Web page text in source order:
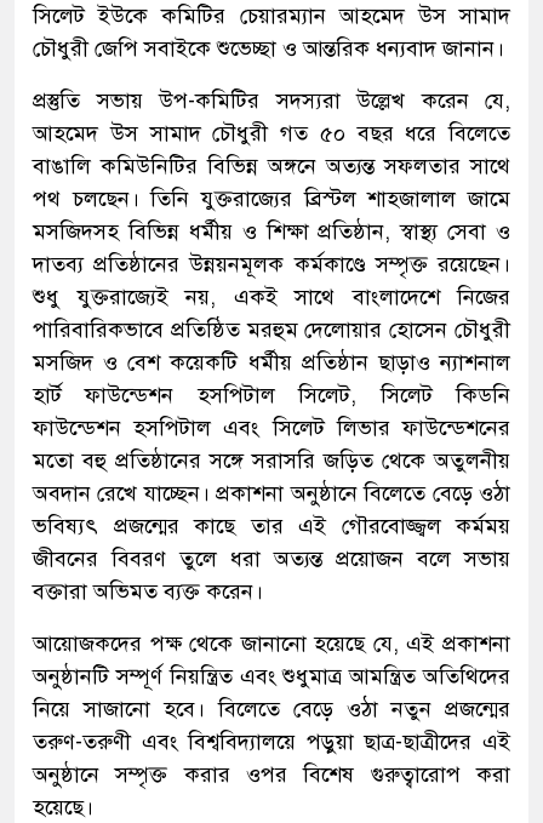
সিলেট ইউকে কমিটির চেয়ারম্যান আহমেদ উস সামাদ
চৌধুরী জেপি সবাইকে শুভেচ্ছা ও আন্তরিক ধন্যবাদ জানান।
প্রস্তুতি সভায় উপ-কমিটির সদস্যরা উল্লেখ করেন যে,
আহমেদ উস সামাদ চৌধুরী গত ৫০ বছর ধরে বিলেতে
বাঙালি কমিউনিটির বিভিন্ন অঙ্গনে অত্যন্ত সফলতার সাথে
পথ চলছেন। তিনি যুক্তরাজ্যের ব্রিস্টল শাহজালাল জামে
মসজিদসহ বিভিন্ন ধর্মীয় ও শিক্ষা প্রতিষ্ঠান, স্বাস্থ্য সেবা ও
দাতব্য প্রতিষ্ঠানের উন্নয়নমূলক কর্মকাণ্ডে সম্পৃক্ত রয়েছেন।
শুধু যুক্তরাজ্যেই নয়, একই সাথে বাংলাদেশে নিজের
পারিবারিকভাবে প্রতিষ্ঠিত মরহুম দেলোয়ার হোসেন চৌধুরী
মসজিদ ও বেশ কয়েকটি ধর্মীয় প্রতিষ্ঠান ছাড়াও ন্যাশনাল
হার্ট ফাউন্ডেশন হসপিটাল সিলেট, সিলেট কিডনি
ফাউন্ডেশন হসপিটাল এবং সিলেট লিভার ফাউন্ডেশনের
মতো বহু প্রতিষ্ঠানের সঙ্গে সরাসরি জড়িত থেকে অতুলনীয়
অবদান রেখে যাচ্ছেন। প্রকাশনা অনুষ্ঠানে বিলেতে বেড়ে ওঠা
ভবিষ্যৎ প্রজন্মের কাছে তার এই গৌরবোজ্জ্বল কর্মময়
জীবনের বিবরণ তুলে ধরা অত্যন্ত প্রয়োজন বলে সভায়
বক্তারা অভিমত ব্যক্ত করেন।
আয়োজকদের পক্ষ থেকে জানানো হয়েছে যে, এই প্রকাশনা
অনুষ্ঠানটি সম্পূর্ণ নিয়ন্ত্রিত এবং শুধুমাত্র আমন্ত্রিত অতিথিদের
নিয়ে সাজানো হবে। বিলেতে বেড়ে ওঠা নতুন প্রজন্মের
তরুণ-তরুণী এবং বিশ্ববিদ্যালয়ে পড়ুয়া ছাত্র-ছাত্রীদের এই
অনুষ্ঠানে সম্পৃক্ত করার ওপর বিশেষ গুরুত্বারোপ করা
হয়েছে।